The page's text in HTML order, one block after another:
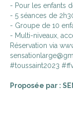
- Pour les enfants
- 5 séances de
- Groupe de 10
- Multi-niveaux,
Réservation via
#toussaint2023
Proposée par :